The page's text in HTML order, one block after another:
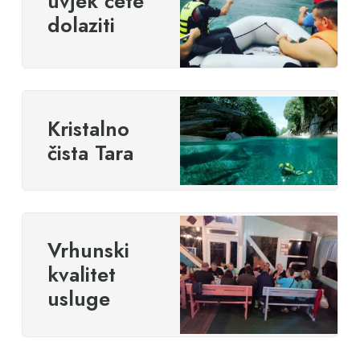
dolaziti
Kristalno
čista Tara
Vrhunski
kvalitet
usluge